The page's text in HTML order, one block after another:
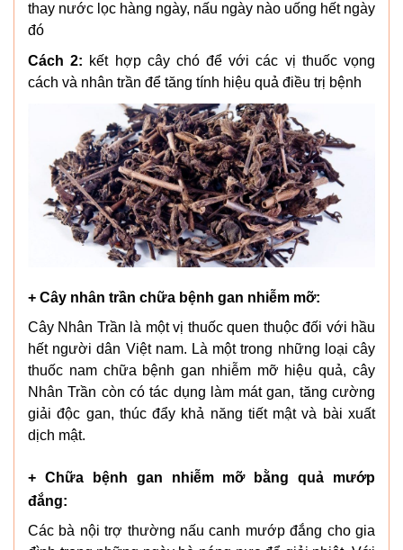
thay nước lọc hàng ngày, nấu ngày nào uống hết ngày
đó
Cách 2: kết hợp cây chó để với các vị thuốc vọng
cách và nhân trần để tăng tính hiệu quả điều trị bệnh
+ Cây nhân trần chữa bệnh gan nhiễm mỡ:
Cây Nhân Trần là một vị thuốc quen thuộc đối với hầu
hết người dân Việt nam. Là một trong những loại cây
thuốc nam chữa bệnh gan nhiễm mỡ hiệu quả, cây
Nhân Trần còn có tác dụng làm mát gan, tăng cường
giải độc gan, thúc đẩy khả năng tiết mật và bài xuất
dịch mật.
+ Chữa bệnh gan nhiễm mỡ bằng quả mướp
đắng:
Các bà nội trợ thường nấu canh mướp đắng cho gia